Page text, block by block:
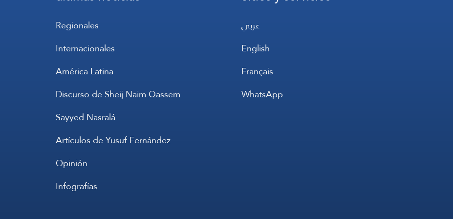
Regionales
Internacionales
América Latina
Discurso de Sheij Naim Qassem
Sayyed Nasralá
Artículos de Yusuf Fernández
Opinión
Infografías
عربي
English
Français
WhatsApp